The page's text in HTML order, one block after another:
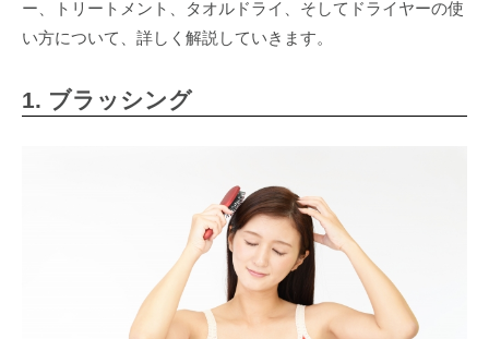
ー、トリートメント、タオルドライ、そしてドライヤーの使
い方について、詳しく解説していきます。
1. ブラッシング